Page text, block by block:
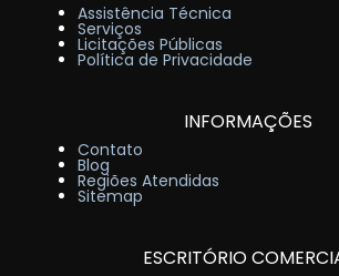
Assistência Técnica
Serviços
Licitações Públicas
Política de Privacidade
INFORMAÇÕES
Contato
Blog
Regiões Atendidas
Sitemap
ESCRITÓRIO